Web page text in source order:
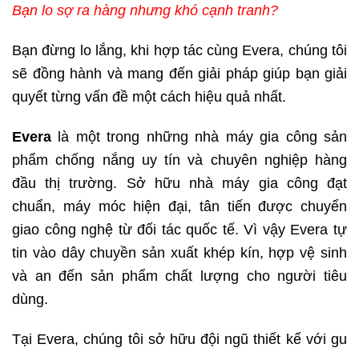
Bạn lo sợ ra hàng nhưng khó cạnh tranh?
Bạn đừng lo lắng, khi hợp tác cùng Evera, chúng tôi
sẽ đồng hành và mang đến giải pháp giúp bạn giải
quyết từng vấn đề một cách hiệu quả nhất.
Evera là một trong những nhà máy gia công sản
phẩm chống nắng uy tín và chuyên nghiệp hàng
đầu thị trường. Sở hữu nhà máy gia công đạt
chuẩn, máy móc hiện đại, tân tiến được chuyển
giao công nghệ từ đối tác quốc tế. Vì vậy Evera tự
tin vào dây chuyền sản xuất khép kín, hợp vệ sinh
và an đến sản phẩm chất lượng cho người tiêu
dùng.
Tại Evera, chúng tôi sở hữu đội ngũ thiết kế với gu